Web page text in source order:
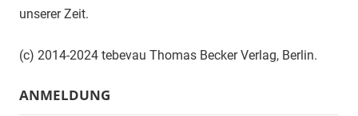
unserer Zeit.
(c) 2014-2024 tebevau Thomas Becker Verlag, Berlin.
ANMELDUNG